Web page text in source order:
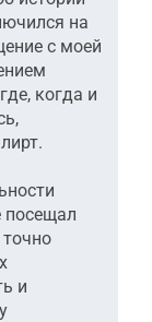
на
с моей
когда и
посещал
и